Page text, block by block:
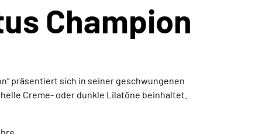
in jeden Einrichtungsstil
Außergewöhnliche Kunstwerke
erhalte inspirierende Gestaltungsideen.
Champion
präsentiert sich in seiner geschwungenen
Creme- oder dunkle Lilatöne beinhaltet.